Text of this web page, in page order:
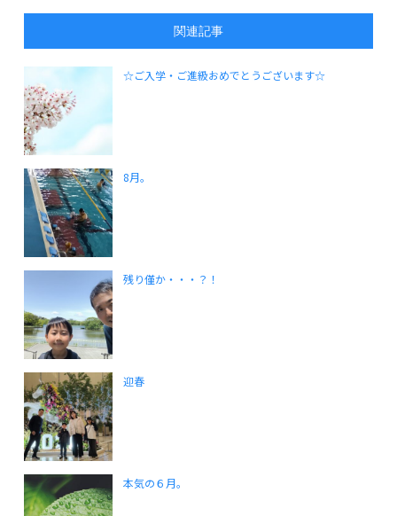
関連記事
☆ご入学・ご進級おめでとうございます☆
8月。
残り僅か・・・？！
迎春
本気の６月。